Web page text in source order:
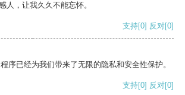
人，让我久久不能忘怀。
支持[0] 反对[0]
序已经为我们带来了无限的隐私和安全性保护。
支持[0] 反对[0]